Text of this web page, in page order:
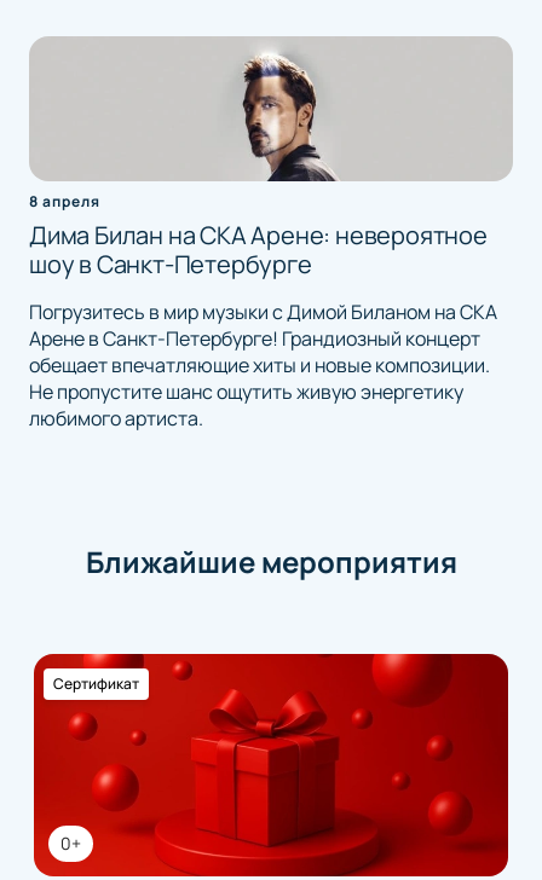
8 апреля
Дима Билан на СКА Арене: невероятное
шоу в Санкт-Петербурге
Погрузитесь в мир музыки с Димой Биланом на СКА
Арене в Санкт-Петербурге! Грандиозный концерт
обещает впечатляющие хиты и новые композиции.
Не пропустите шанс ощутить живую энергетику
любимого артиста.
Ближайшие мероприятия
0+
Сертификат